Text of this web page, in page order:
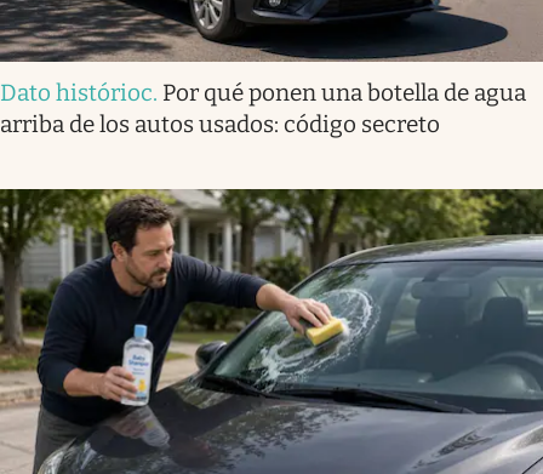
Dato histórioc. Por qué ponen una botella de agua
arriba de los autos usados: código secreto